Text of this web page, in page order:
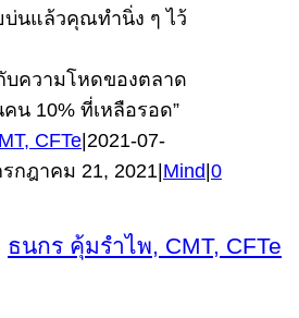
บ่นแล้วคุณทำนิ่ง ๆ ไว้
ความโหดของตลาด
น 10% ที่เหลือรอด”
CFTe|2021-07-
รกฎาคม 21, 2021|Mind|0
ธนกร คุ้มรำไพ, CMT, CFTe